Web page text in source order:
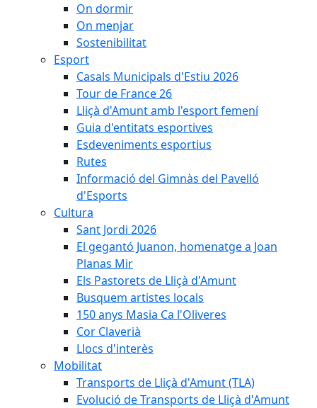
On dormir
On menjar
Sostenibilitat
Esport
Casals Municipals d'Estiu 2026
Tour de France 26
Lliçà d'Amunt amb l'esport femení
Guia d'entitats esportives
Esdeveniments esportius
Rutes
Informació del Gimnàs del Pavelló
d'Esports
Cultura
Sant Jordi 2026
El gegantó Juanon, homenatge a Joan
Planas Mir
Els Pastorets de Lliçà d'Amunt
Busquem artistes locals
150 anys Masia Ca l'Oliveres
Cor Claverià
Llocs d'interès
Mobilitat
Transports de Lliçà d'Amunt (TLA)
Evolució de Transports de Lliçà d'Amunt